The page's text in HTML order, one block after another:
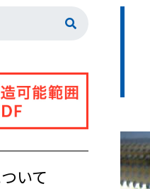
いて